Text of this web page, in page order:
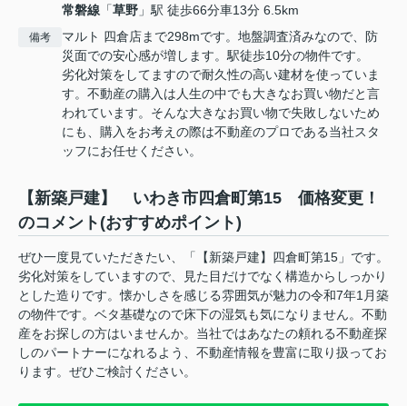
常磐線 「草野 」駅 徒歩66分車13分 6.5km
備考
マルト 四倉店まで298mです。地盤調査済みなので、防
災面での安心感が増します。駅徒歩10分の物件です。
劣化対策をしてますので耐久性の高い建材を使っていま
す。不動産の購入は人生の中でも大きなお買い物だと言
われています。そんな大きなお買い物で失敗しないため
にも、購入をお考えの際は不動産のプロである当社スタ
ッフにお任せください。
【新築戸建】 いわき市四倉町第15 価格変更！
のコメント(おすすめポイント)
ぜひ一度見ていただきたい、「【新築戸建】四倉町第15」です。
劣化対策をしていますので、見た目だけでなく構造からしっかり
とした造りです。懐かしさを感じる雰囲気が魅力の令和7年1月築
の物件です。ベタ基礎なので床下の湿気も気になりません。不動
産をお探しの方はいませんか。当社ではあなたの頼れる不動産探
しのパートナーになれるよう、不動産情報を豊富に取り扱ってお
ります。ぜひご検討ください。